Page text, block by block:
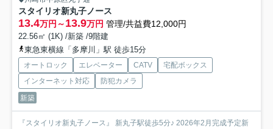
スタイリオ新丸子ノース
13.4万円～13.9万円 管理/共益費12,000円
22.56㎡ (1K) /新築 /9階建
東急東横線「多摩川」駅 徒歩15分
オートロック エレベーター CATV
宅配ボックス
インターネット対応
防犯カメラ
新築
『スタイリオ新丸子ノース』 新丸子駅徒歩5分♪ 2026年2月完成予定新